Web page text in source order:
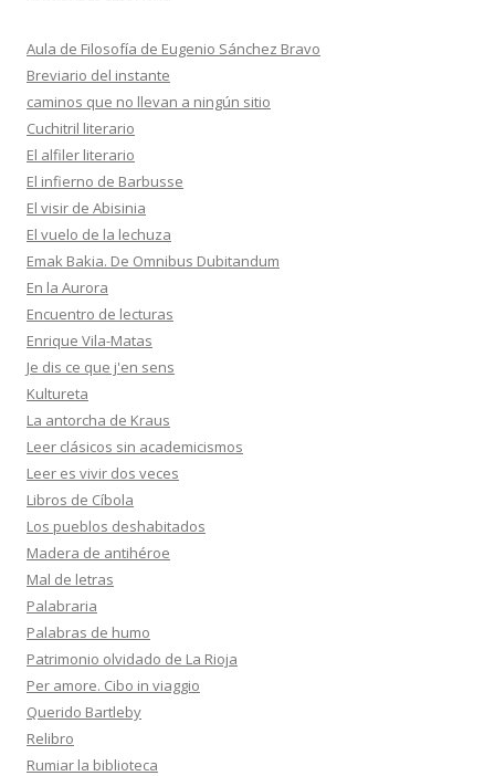
Aula de Filosofía de Eugenio Sánchez Bravo
Breviario del instante
caminos que no llevan a ningún sitio
Cuchitril literario
El alfiler literario
El infierno de Barbusse
El visir de Abisinia
El vuelo de la lechuza
Emak Bakia. De Omnibus Dubitandum
En la Aurora
Encuentro de lecturas
Enrique Vila-Matas
Je dis ce que j'en sens
Kultureta
La antorcha de Kraus
Leer clásicos sin academicismos
Leer es vivir dos veces
Libros de Cíbola
Los pueblos deshabitados
Madera de antihéroe
Mal de letras
Palabraria
Palabras de humo
Patrimonio olvidado de La Rioja
Per amore. Cibo in viaggio
Querido Bartleby
Relibro
Rumiar la biblioteca